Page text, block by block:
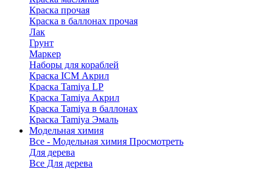
Краска прочая
Краска в баллонах прочая
Лак
Грунт
Маркер
Наборы для кораблей
Краска ICM Акрил
Краска Tamiya LP
Краска Tamiya Акрил
Краска Tamiya в баллонах
Краска Tamiya Эмаль
Модельная химия
Все - Модельная химия Просмотреть
Для дерева
Все Для дерева